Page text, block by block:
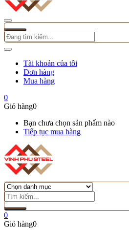
Tài khoản của tôi
Đơn hàng
Mua hàng
0
Giỏ hàng0
Bạn chưa chọn sản phẩm nào
Tiếp tục mua hàng
0
Giỏ hàng0